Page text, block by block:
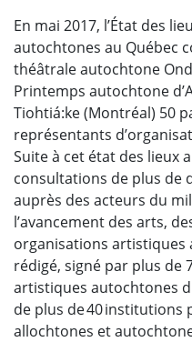
En mai 2017, l’État des
autochtones au Québec
théâtrale autochtone
Printemps autochtone
Tiohtiá:ke (Montréal) 50
représentants
Suite à cet état des lieux
consultations de plus de
auprès des acteurs du
l’avancement des arts,
organisations artistiques
rédigé, signé par plus de
artistiques autochtones
de plus de 40
allochtones et